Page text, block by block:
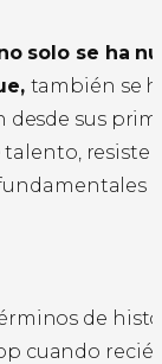
solo se ha
también se
sus
de
cuando